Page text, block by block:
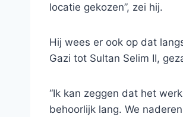
locatie gekozen”, zei hij.
Hij wees er ook op dat
Gazi tot Sultan Selim II,
“Ik kan zeggen dat het
behoorlijk lang. We